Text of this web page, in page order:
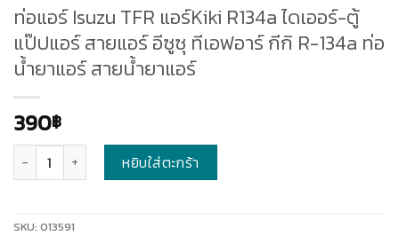
ท่อแอร์ Isuzu TFR แอร์Kiki R134a ไดเออร์-ตู้
แป๊ปแอร์ สายแอร์ อีซูซุ ทีเอฟอาร์ กีกิ R-134a ท่อ
น้ำยาแอร์ สายน้ำยาแอร์
390฿
หยิบใส่ตะกร้า
SKU: 013591